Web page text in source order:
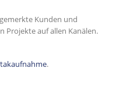
Kunden und
Projekte auf allen Kanälen.
.